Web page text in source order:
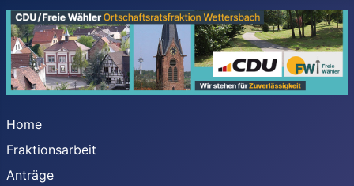
Home
Fraktionsarbeit
Anträge